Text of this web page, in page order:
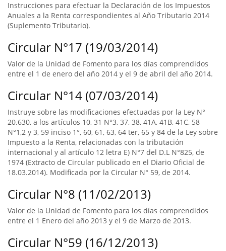
Instrucciones para efectuar la Declaración de los Impuestos
Anuales a la Renta correspondientes al Año Tributario 2014
(Suplemento Tributario).
Circular N°17 (19/03/2014)
Valor de la Unidad de Fomento para los días comprendidos
entre el 1 de enero del año 2014 y el 9 de abril del año 2014.
Circular N°14 (07/03/2014)
Instruye sobre las modificaciones efectuadas por la Ley N°
20.630, a los artículos 10, 31 N°3, 37, 38, 41A, 41B, 41C, 58
N°1,2 y 3, 59 inciso 1°, 60, 61, 63, 64 ter, 65 y 84 de la Ley sobre
Impuesto a la Renta, relacionadas con la tributación
internacional y al artículo 12 letra E) N°7 del D.L N°825, de
1974 (Extracto de Circular publicado en el Diario Oficial de
18.03.2014). Modificada por la Circular N° 59, de 2014.
Circular N°8 (11/02/2013)
Valor de la Unidad de Fomento para los días comprendidos
entre el 1 Enero del año 2013 y el 9 de Marzo de 2013.
Circular N°59 (16/12/2013)